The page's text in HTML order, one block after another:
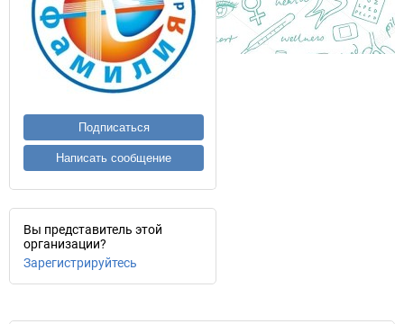
Подписаться
Написать сообщение
Вы представитель этой
организации?
Зарегистрируйтесь